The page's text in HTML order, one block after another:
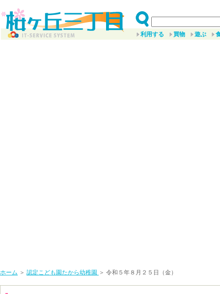
利用する 買物 遊ぶ
ホーム ＞ 認定こども園たから幼稚園 ＞ 令和５年８月２５日（金）